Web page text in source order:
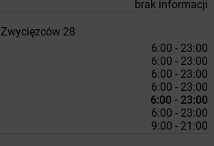
brak informacji
Zwycięzców 28
6:00 - 23:00
6:00 - 23:00
6:00 - 23:00
6:00 - 23:00
6:00 - 23:00
6:00 - 23:00
9:00 - 21:00